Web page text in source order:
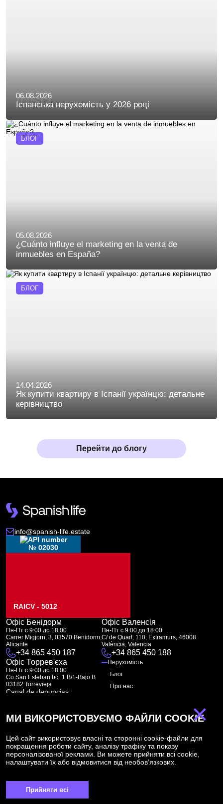
06.08.2026
Іспанська нерухомість у 2026 році
БЛОГ
05.08.2026
¿Cuánto influye el marketing en la venta de
inmuebles en España?
БЛОГ
14.04.2026
Як купити квартиру в Іспанії українцю: детальне
керівництво
Перейти до блогу
info@spanish-life.estate
№ 02030
RAICV - 5012
Офіс Бенідорм
Пн-Пт с 9:00 до 18:00
Carrer Migjorn, 3, 03570 Benidorm,
Alicante
+34 865 450 187
Офіс Валенсія
Пн-Пт с 9:00 до 18:00
C/ de Quart, 110, Extramurs, 46008
València, Valencia
+34 865 450 188
Офіс Торрев'єха
Пн-Пт с 9:00 до 18:00
Co San Esteban bq. 1 B/1-Bajo B
03182 Torrevieja
Canal de denuncias:
Нерухомість
Блог
Про нас
Підписка
Підпишіться на наші новини. Щотижнева розсилка
×
МИ ВИКОРИСТОВУЄМО ФАЙЛИ COOKIE
Цей сайт використовує власні та сторонні cookie-файли для
покращення роботи сайту, аналізу трафіку та показу
персоналізованої реклами. Ви можете прийняти всі cookie,
налаштувати їх або відмовитися від необов’язкових.
Прийняти всі